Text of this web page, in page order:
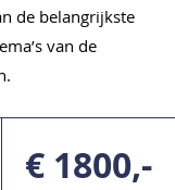
de belangrijkste
van de
€ 1800,-